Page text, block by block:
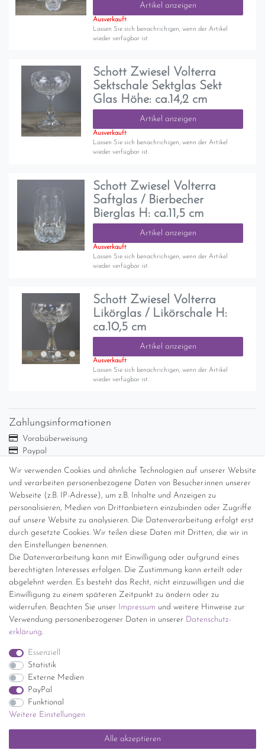
Artikel anzeigen
Ausverkauft
Lassen Sie sich benachrichigen, wenn der Artikel
wieder verfügbar ist.
Schott Zwiesel Volterra
Sektschale Sektglas Sekt
Glas Höhe: ca.14,2 cm
Artikel anzeigen
Ausverkauft
Lassen Sie sich benachrichigen, wenn der Artikel
wieder verfügbar ist.
Schott Zwiesel Volterra
Saftglas / Bierbecher
Bierglas H: ca.11,5 cm
Artikel anzeigen
Ausverkauft
Lassen Sie sich benachrichigen, wenn der Artikel
wieder verfügbar ist.
Schott Zwiesel Volterra
Likörglas / Likörschale H:
ca.10,5 cm
Artikel anzeigen
Ausverkauft
Lassen Sie sich benachrichigen, wenn der Artikel
wieder verfügbar ist.
Wir verwenden Cookies und ähnliche Technologien auf unserer Website
und verarbeiten personenbezogene Daten von Besucher:innen unserer
Webseite (z.B. IP-Adresse), um z.B. Inhalte und Anzeigen zu
personalisieren, Medien von Drittanbietern einzubinden oder Zugriffe
auf unsere Website zu analysieren. Die Datenverarbeitung erfolgt erst
durch gesetzte Cookies. Wir teilen diese Daten mit Dritten, die wir in
den Einstellungen benennen.
Die Datenverarbeitung kann mit Einwilligung oder aufgrund eines
berechtigten Interesses erfolgen. Die Zustimmung kann erteilt oder
abgelehnt werden. Es besteht das Recht, nicht einzuwilligen und die
Einwilligung zu einem späteren Zeitpunkt zu ändern oder zu
widerrufen. Beachten Sie unser Impressum und weitere Hinweise zur
Verwendung personenbezogener Daten in unserer Daten­schutz­
erklärung.
Essenziell
Statistik
Externe Medien
PayPal
Funktional
Weitere Einstellungen
Alle akzeptieren
Zahlungsinformationen
Vorabüberweisung
Paypal
Versandinformationen
Versand per GLS (6,90 Euro) oder DHL (8,49 Euro ) inkl. MwSt.
(innerhalb Deutschlands)
kostenfreie Lieferung ab 150 Euro Warenwert (innerhalb
Deutschlands)
Übersicht Internationale Versandkosten
Wir kaufen an
Sie haben zuviel Porzellan im Schrank? Gerne kaufen wir dieses an.
Einfach unverbindliches Angebot anfordern.
*Endpreis inkl. MwSt. (Dieser Artikel unterliegt gem. § 25a
UStG der Differenzbesteuerung, ein Ausweis der
Mehrwertsteuer auf der Rechnung erfolgt nicht.)
Impressum Daten­schutz­erklärung